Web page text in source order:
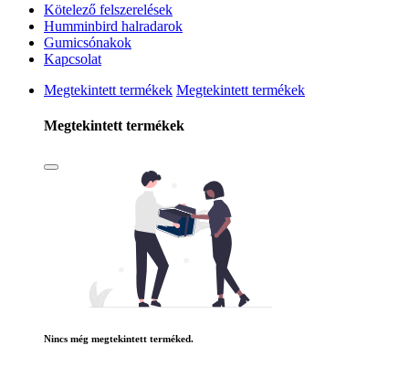
Kötelező felszerelések
Humminbird halradarok
Gumicsónakok
Kapcsolat
Megtekintett termékek Megtekintett termékek
Megtekintett termékek
Nincs még megtekintett terméked.